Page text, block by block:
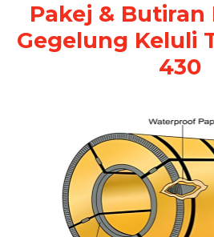
Pakej & Butiran
Gegelung Keluli
430